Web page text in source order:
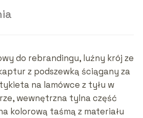
do rebrandingu, luźny krój ze
z podszewką ściągany za
na lamówce z tyłu w
wewnętrzna tylna część
kolorową taśmą z materiału